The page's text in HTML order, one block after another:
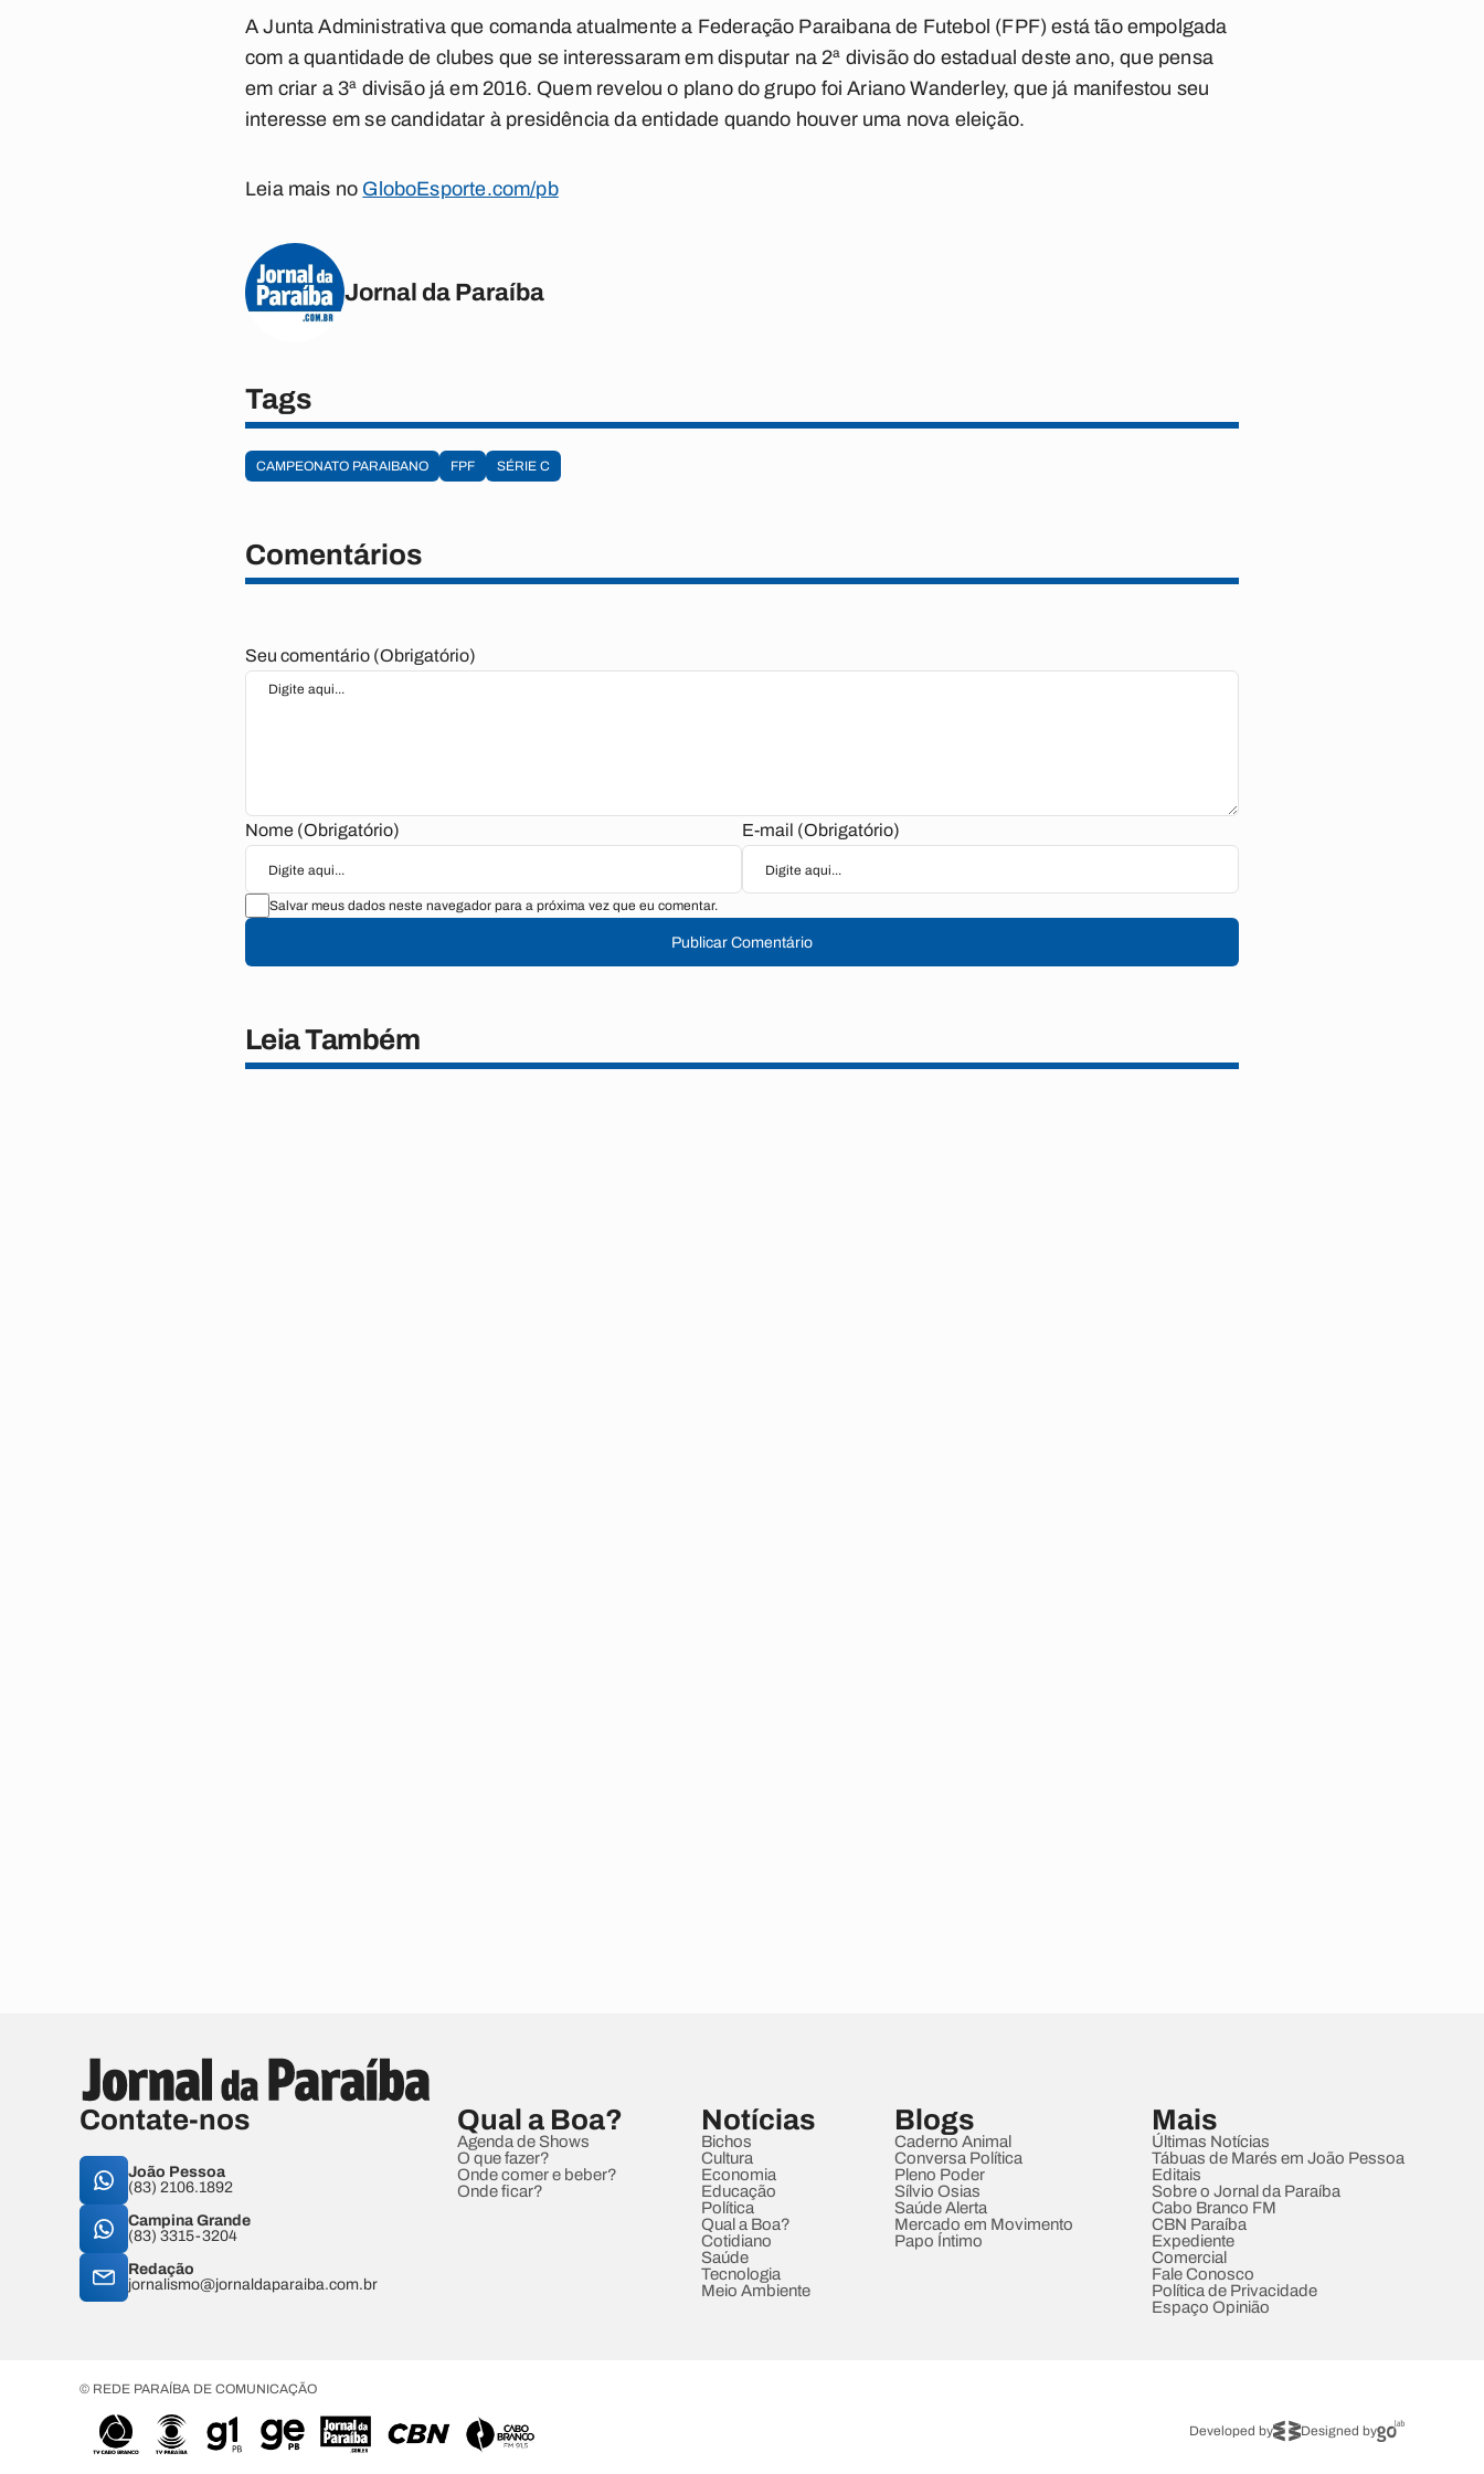
A Junta Administrativa que comanda atualmente a Federação Paraibana de Futebol (FPF) está tão empolgada
com a quantidade de clubes que se interessaram em disputar na 2ª divisão do estadual deste ano, que pensa
em criar a 3ª divisão já em 2016. Quem revelou o plano do grupo foi Ariano Wanderley, que já manifestou seu
interesse em se candidatar à presidência da entidade quando houver uma nova eleição.
Leia mais no GloboEsporte.com/pb
Jornal da Paraíba
Tags
CAMPEONATO PARAIBANO FPF SÉRIE C
Comentários
Seu comentário (Obrigatório)
Nome (Obrigatório) E-mail (Obrigatório)
Salvar meus dados neste navegador para a próxima vez que eu comentar.
Publicar Comentário
Leia Também
Contate-nos
João Pessoa
(83) 2106.1892
Campina Grande
(83) 3315-3204
Redação
jornalismo@jornaldaparaiba.com.br
Qual a Boa?
Agenda de Shows
O que fazer?
Onde comer e beber?
Onde ficar?
Notícias
Bichos
Cultura
Economia
Educação
Política
Qual a Boa?
Cotidiano
Saúde
Tecnologia
Meio Ambiente
Blogs
Caderno Animal
Conversa Política
Pleno Poder
Sílvio Osias
Saúde Alerta
Mercado em Movimento
Papo Íntimo
Mais
Últimas Notícias
Tábuas de Marés em João Pessoa
Editais
Sobre o Jornal da Paraíba
Cabo Branco FM
CBN Paraíba
Expediente
Comercial
Fale Conosco
Política de Privacidade
Espaço Opinião
© REDE PARAÍBA DE COMUNICAÇÃO
Developed by Designed by